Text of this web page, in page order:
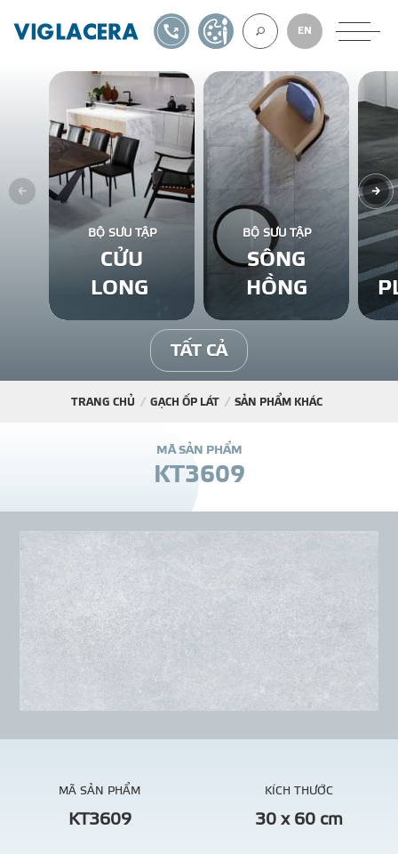
VỀ CHÚNG
GẠCH ỐP LÁT
BÊ TÔNG KHÍ
NGÓI LỢP
THƯ
TIN SỰ KIỆN
TIN CHUYÊN MÔN
EN
1900561582TỰ THIẾT KẾ
BỘ SƯU TẬP
CỬU
LONG
BỘ SƯU TẬP
SÔNG
HỒNG
TẤT CẢ
TRANG CHỦ GẠCH ỐP LÁT SẢN PHẨM KHÁC
MÃ SẢN PHẨM
KT3609
MÃ SẢN PHẨM
KT3609
KÍCH THƯỚC
30 x 60 cm